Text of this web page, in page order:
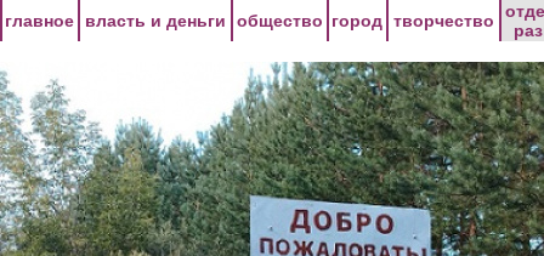
главное власть и деньги общество город творчество